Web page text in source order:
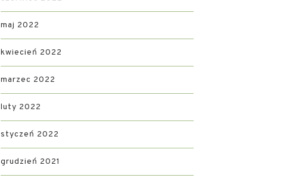
maj 2022
kwiecień 2022
marzec 2022
luty 2022
styczeń 2022
grudzień 2021